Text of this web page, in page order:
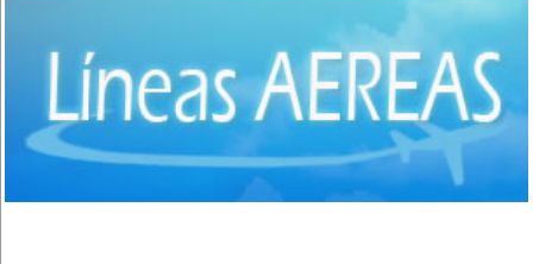
Aguas Calientes(1)
Concepción
San Ignacio de Velasco